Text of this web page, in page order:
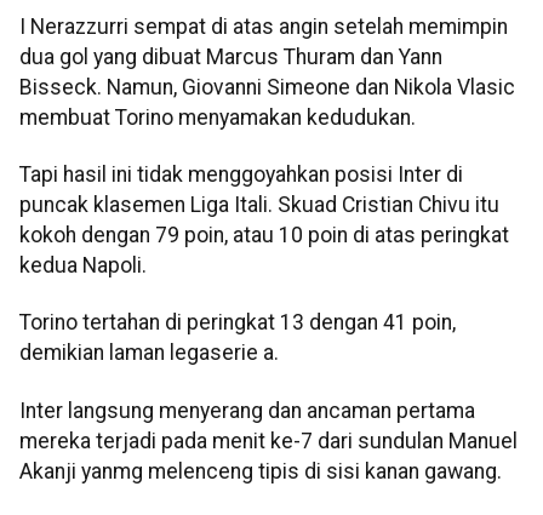
I Nerazzurri sempat di atas angin setelah memimpin
dua gol yang dibuat Marcus Thuram dan Yann
Bisseck. Namun, Giovanni Simeone dan Nikola Vlasic
membuat Torino menyamakan kedudukan.
Tapi hasil ini tidak menggoyahkan posisi Inter di
puncak klasemen Liga Itali. Skuad Cristian Chivu itu
kokoh dengan 79 poin, atau 10 poin di atas peringkat
kedua Napoli.
Torino tertahan di peringkat 13 dengan 41 poin,
demikian laman legaserie a.
Inter langsung menyerang dan ancaman pertama
mereka terjadi pada menit ke-7 dari sundulan Manuel
Akanji yanmg melenceng tipis di sisi kanan gawang.